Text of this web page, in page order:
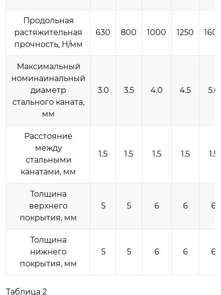
Продольная
растяжительная
прочность, Н/мм
630 800 1000 1250
Максимальный
номинаинальный
диаметр
стального каната,
мм
3.0 3.5 4.0 4.5 5.0
Расстояние
между
стальными
канатами, мм
1.5 1.5 1.5 1.5 1.5
Толщина
верхнего
покрытия, мм
5 5 6 6 6
Толщина
нижнего
покрытия, мм
5 5 6 6 6
Таблица 2